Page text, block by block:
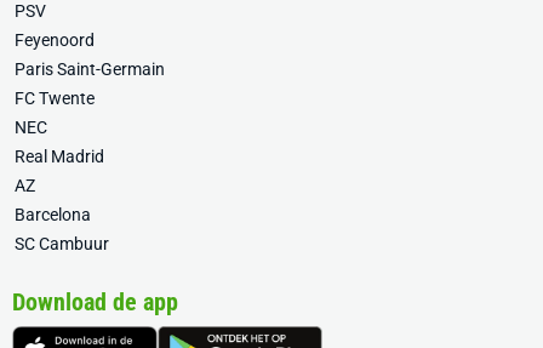
PSV
Feyenoord
Paris Saint-Germain
FC Twente
NEC
Real Madrid
AZ
Barcelona
SC Cambuur
Download de app